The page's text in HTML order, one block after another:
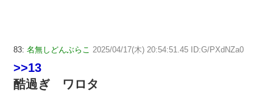
83: 名無しどんぶらこ 2025/04/17(木) 20:54:51.45 ID:G/PXdNZa0
>>13
酷過ぎ ワロタ